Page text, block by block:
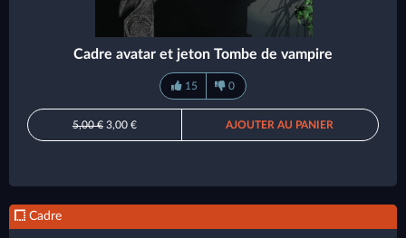
Cadre avatar et jeton Tombe de vampire
15 0
5,00 €3,00 € AJOUTER AU PANIER
Cadre